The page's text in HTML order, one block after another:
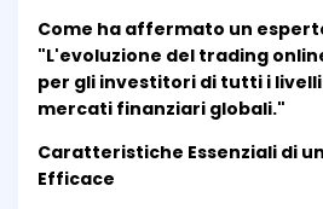
Come ha affermato un
"L'evoluzione del trading
per gli investitori di tutti i
mercati finanziari globali."
Caratteristiche Essenziali di
Efficace